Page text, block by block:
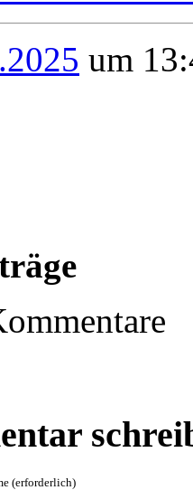
um
(erforderlich)